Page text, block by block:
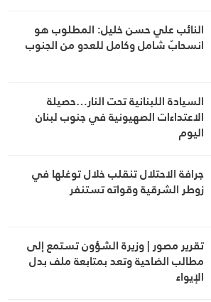
النائب علي حسن خليل: المطلوب هو
انسحابٌ شامل وكامل للعدو من الجنوب
السيادة اللبنانية تحت النار…حصيلة
الاعتداءات الصهيونية في جنوب لبنان
اليوم
جرافة الاحتلال تنقلب خلال توغلها في
زوطر الشرقية وقواته تستنفر
تقرير مصور | وزيرة الشؤون تستمع إلى
مطالب الضاحية وتعد بمتابعة ملف بدل
الإيواء